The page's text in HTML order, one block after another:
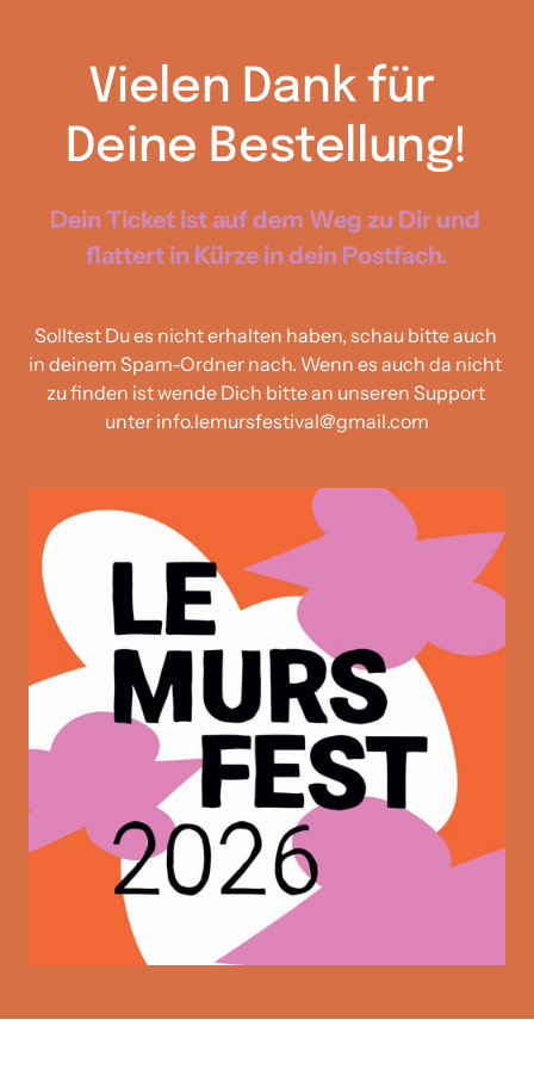
Vielen Dank für
Deine Bestellung!
Dein Ticket ist auf dem Weg zu Dir und
flattert in Kürze in dein Postfach.
Solltest Du es nicht erhalten haben, schau bitte auch
in deinem Spam-Ordner nach. Wenn es auch da nicht
zu finden ist wende Dich bitte an unseren Support
unter info.lemursfestival@gmail.com